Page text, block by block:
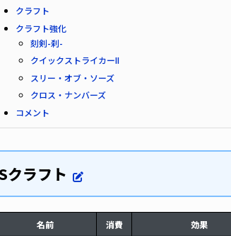
クラフト
クラフト強化
刻剣-刹-
クイックストライカーII
スリー・オブ・ソーズ
クロス・ナンバーズ
コメント
クラフト
名前 消費 効果